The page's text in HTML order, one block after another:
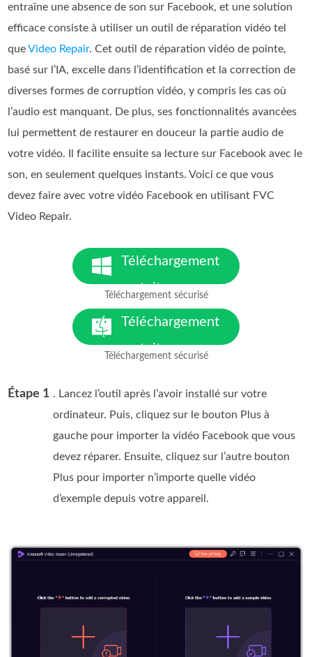
entraîne une absence de son sur Facebook, et une solution
efficace consiste à utiliser un outil de réparation vidéo tel
queVideo Repair. Cet outil de réparation vidéo de pointe,
basé sur l’IA, excelle dans l’identification et la correction de
diverses formes de corruption vidéo, y compris les cas où
l’audio est manquant. De plus, ses fonctionnalités avancées
lui permettent de restaurer en douceur la partie audio de
votre vidéo. Il facilite ensuite sa lecture sur Facebook avec le
son, en seulement quelques instants. Voici ce que vous
devez faire avec votre vidéo Facebook en utilisant FVC
Video Repair.
Téléchargement
gratuit
Pour Windows 7 ou version
Téléchargement sécurisé
Téléchargement
gratuit
Pour macOS 10.7 ou version
Téléchargement sécurisé
Étape 1 . Lancez l’outil après l’avoir installé sur votre
ordinateur. Puis, cliquez sur le bouton Plus à
gauche pour importer la vidéo Facebook que vous
devez réparer. Ensuite, cliquez sur l’autre bouton
Plus pour importer n’importe quelle vidéo
d’exemple depuis votre appareil.